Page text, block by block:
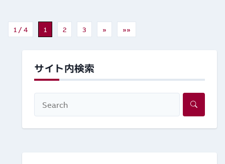
1 / 4 1 2 3 » »»
サイト内検索